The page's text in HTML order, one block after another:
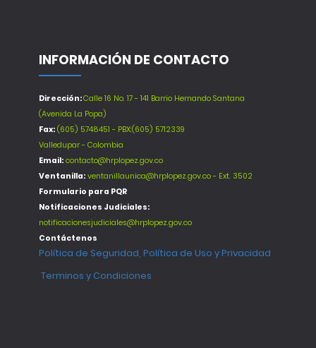
INFORMACIÓN DE CONTACTO
Dirección:Calle 16 No. 17 - 141 Barrio Hernando Santana
(Avenida La Popa)
Fax: (605) 5748451 - PBX:(605) 5712339
Valledupar - Colombia
Email: contacto@hrplopez.gov.co
Ventanilla: ventanillaunica@hrplopez.gov.co - Ext. 3502
Formulario para PQR
Notificaciones Judiciales:
notificacionesjudiciales@hrplopez.gov.co
Contáctenos
Política de Seguridad, Política de Uso y Privacidad
Terminos y Condiciones